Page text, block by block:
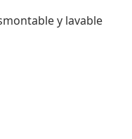
y lavable